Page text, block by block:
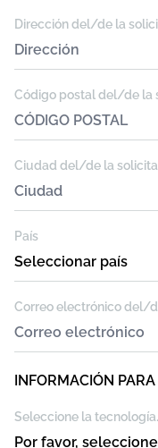
Dirección del/de la
Código postal del/de la
Ciudad del/de la
País
Correo electrónico del/
INFORMACIÓN
Seleccione la